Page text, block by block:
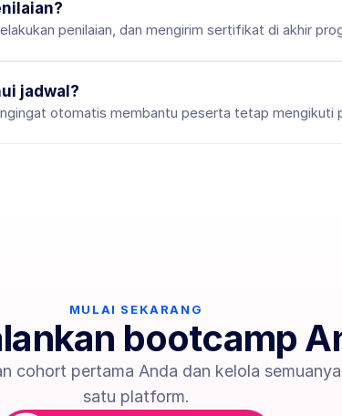
penilaian, dan mengirim sertifikat di akhir
jadwal?
otomatis membantu peserta tetap mengikuti
MULAI SEKARANG
bootcamp
cohort pertama Anda dan kelola
satu platform.